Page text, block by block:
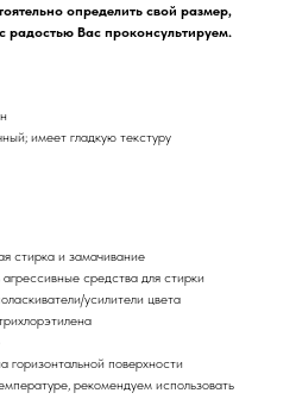
определить свой размер,
радостью Вас проконсультируем.
имеет гладкую текстуру
стирка и замачивание
средства для стирки
усилители цвета
горизонтальной поверхности
рекомендуем использовать